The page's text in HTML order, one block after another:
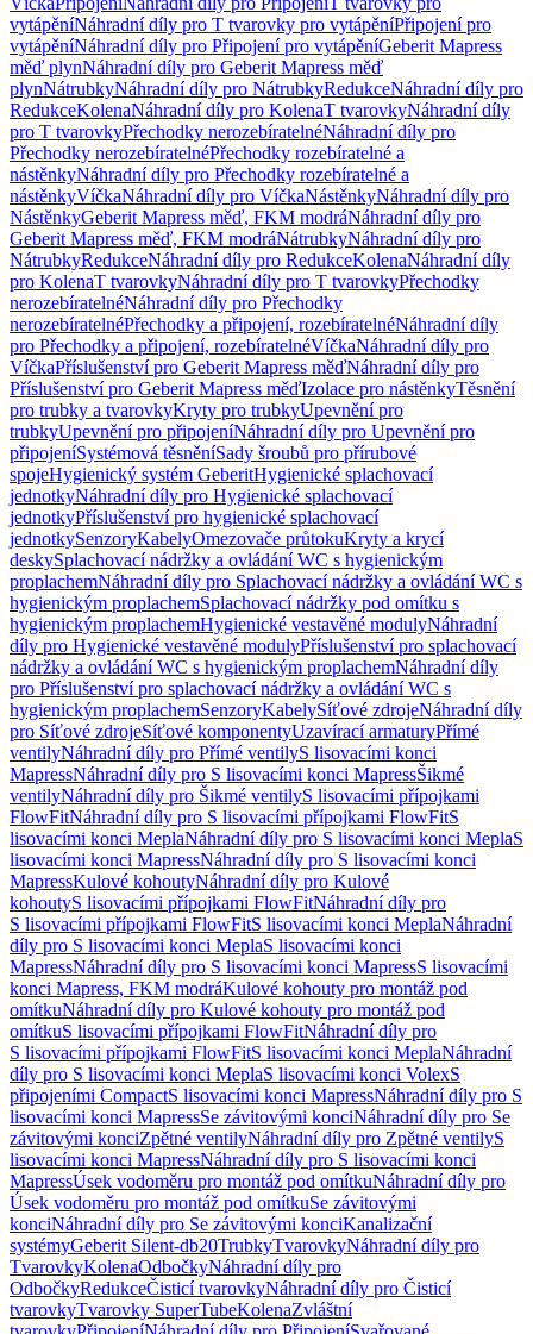
vytápěníNáhradní díly pro T tvarovky pro vytápěníPřipojení pro
vytápěníNáhradní díly pro Připojení pro vytápěníGeberit Mapress
měď plynNáhradní díly pro Geberit Mapress měď
plynNátrubkyNáhradní díly pro NátrubkyRedukceNáhradní díly pro
RedukceKolenaNáhradní díly pro KolenaT tvarovkyNáhradní díly
pro T tvarovkyPřechodky nerozebíratelnéNáhradní díly pro
Přechodky nerozebíratelnéPřechodky rozebíratelné a
nástěnkyNáhradní díly pro Přechodky rozebíratelné a
nástěnkyVíčkaNáhradní díly pro VíčkaNástěnkyNáhradní díly pro
NástěnkyGeberit Mapress měď, FKM modráNáhradní díly pro
Geberit Mapress měď, FKM modráNátrubkyNáhradní díly pro
NátrubkyRedukceNáhradní díly pro RedukceKolenaNáhradní díly
pro KolenaT tvarovkyNáhradní díly pro T tvarovkyPřechodky
nerozebíratelnéNáhradní díly pro Přechodky
nerozebíratelnéPřechodky a připojení, rozebíratelnéNáhradní díly
pro Přechodky a připojení, rozebíratelnéVíčkaNáhradní díly pro
VíčkaPříslušenství pro Geberit Mapress měďNáhradní díly pro
Příslušenství pro Geberit Mapress měďIzolace pro nástěnkyTěsnění
pro trubky a tvarovkyKryty pro trubkyUpevnění pro
trubkyUpevnění pro připojeníNáhradní díly pro Upevnění pro
připojeníSystémová těsněníSady šroubů pro přírubové
spojeHygienický systém GeberitHygienické splachovací
jednotkyNáhradní díly pro Hygienické splachovací
jednotkyPříslušenství pro hygienické splachovací
jednotkySenzoryKabelyOmezovače průtokuKryty a krycí
deskySplachovací nádržky a ovládání WC s hygienickým
proplachemNáhradní díly pro Splachovací nádržky a ovládání WC s
hygienickým proplachemSplachovací nádržky pod omítku s
hygienickým proplachemHygienické vestavěné modulyNáhradní
díly pro Hygienické vestavěné modulyPříslušenství pro splachovací
nádržky a ovládání WC s hygienickým proplachemNáhradní díly
pro Příslušenství pro splachovací nádržky a ovládání WC s
hygienickým proplachemSenzoryKabelySíťové zdrojeNáhradní díly
pro Síťové zdrojeSíťové komponentyUzavírací armaturyPřímé
ventilyNáhradní díly pro Přímé ventilyS lisovacími konci
MapressNáhradní díly pro S lisovacími konci MapressŠikmé
ventilyNáhradní díly pro Šikmé ventilyS lisovacími přípojkami
FlowFitNáhradní díly pro S lisovacími přípojkami FlowFitS
lisovacími konci MeplaNáhradní díly pro S lisovacími konci MeplaS
lisovacími konci MapressNáhradní díly pro S lisovacími konci
MapressKulové kohoutyNáhradní díly pro Kulové
kohoutyS lisovacími přípojkami FlowFitNáhradní díly pro
S lisovacími přípojkami FlowFitS lisovacími konci MeplaNáhradní
díly pro S lisovacími konci MeplaS lisovacími konci
MapressNáhradní díly pro S lisovacími konci MapressS lisovacími
konci Mapress, FKM modráKulové kohouty pro montáž pod
omítkuNáhradní díly pro Kulové kohouty pro montáž pod
omítkuS lisovacími přípojkami FlowFitNáhradní díly pro
S lisovacími přípojkami FlowFitS lisovacími konci MeplaNáhradní
díly pro S lisovacími konci MeplaS lisovacími konci VolexS
připojeními CompactS lisovacími konci MapressNáhradní díly pro S
lisovacími konci MapressSe závitovými konciNáhradní díly pro Se
závitovými konciZpětné ventilyNáhradní díly pro Zpětné ventilyS
lisovacími konci MapressNáhradní díly pro S lisovacími konci
MapressÚsek vodoměru pro montáž pod omítkuNáhradní díly pro
Úsek vodoměru pro montáž pod omítkuSe závitovými
konciNáhradní díly pro Se závitovými konciKanalizační
systémyGeberit Silent-db20TrubkyTvarovkyNáhradní díly pro
TvarovkyKolenaOdbočkyNáhradní díly pro
OdbočkyRedukceČisticí tvarovkyNáhradní díly pro Čisticí
tvarovkyTvarovky SuperTubeKolenaZvláštní